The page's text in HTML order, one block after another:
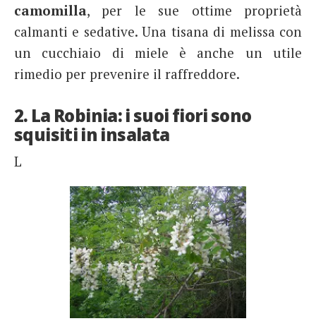
camomilla, per le sue ottime proprietà
calmanti e sedative. Una tisana di melissa con
un cucchiaio di miele è anche un utile
rimedio per prevenire il raffreddore.
2. La Robinia: i suoi fiori sono
squisiti in insalata
L